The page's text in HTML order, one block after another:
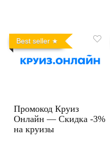
Best seller
Промокод Круиз
Онлайн — Скидка -3%
на круизы